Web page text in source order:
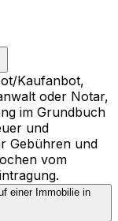
Kaufanbot,
oder Notar,
im Grundbuch
und
Gebühren und
vom
einer Immobilie in